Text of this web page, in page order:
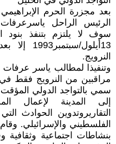
الرئيس الراحل
سوف لا يلتزم بتنفذ بنود
13أيلول/
النرويج.
وتنفيذا لمطالب ياسر
إلى المدينة لإعمال
التقاريروتدوين الحوادث
الفلسطيني والإسرائيلي.
بنشاطات اجتماعية وثقافية